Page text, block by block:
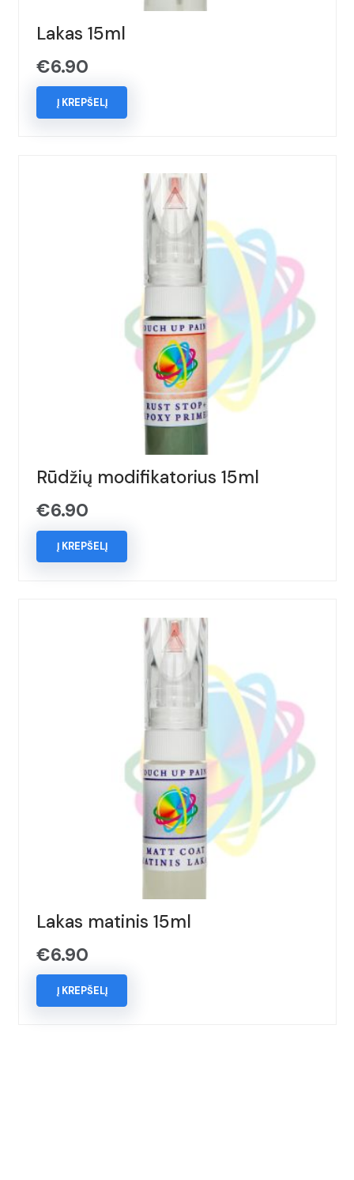
Lakas 15ml
€6.90
Į KREPŠELĮ
Rūdžių modifikatorius 15ml
€6.90
Į KREPŠELĮ
Lakas matinis 15ml
€6.90
Į KREPŠELĮ